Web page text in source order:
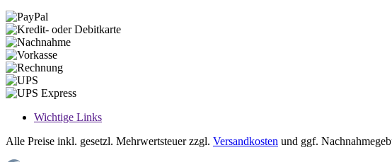
Wichtige Links
Alle Preise inkl. gesetzl. Mehrwertsteuer zzgl. Versandkosten und ggf.